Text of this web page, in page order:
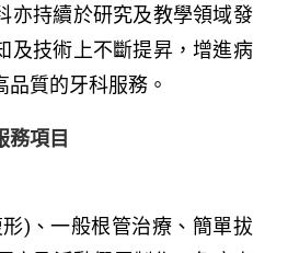
持續於研究及教學領域發
及技術上不斷提昇，增進病
質的牙科服務。
務項目
)、一般根管治療、簡單拔